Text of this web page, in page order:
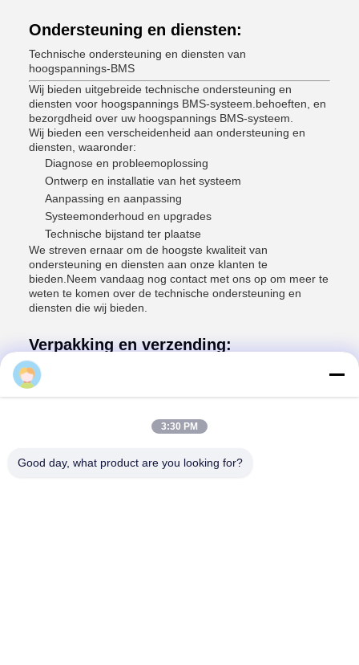
Ondersteuning en diensten:
Technische ondersteuning en diensten van
hoogspannings-BMS
Wij bieden uitgebreide technische ondersteuning en
diensten voor hoogspannings BMS-systeem.behoeften, en
bezorgdheid over uw hoogspannings BMS-systeem.
Wij bieden een verscheidenheid aan ondersteuning en
diensten, waaronder:
Diagnose en probleemoplossing
Ontwerp en installatie van het systeem
Aanpassing en aanpassing
Systeemonderhoud en upgrades
Technische bijstand ter plaatse
We streven ernaar om de hoogste kwaliteit van
ondersteuning en diensten aan onze klanten te
bieden.Neem vandaag nog contact met ons op om meer te
weten te komen over de technische ondersteuning en
diensten die wij bieden.
Verpakking en verzending:
Verpakking en verzending
Hoogspannings-BMS-producten worden volgens de
De producten worden veilig verpakt en in één doos
het product, de productbeschrijving en de naam van de
3:30 PM
Good day, what product are you looking for?